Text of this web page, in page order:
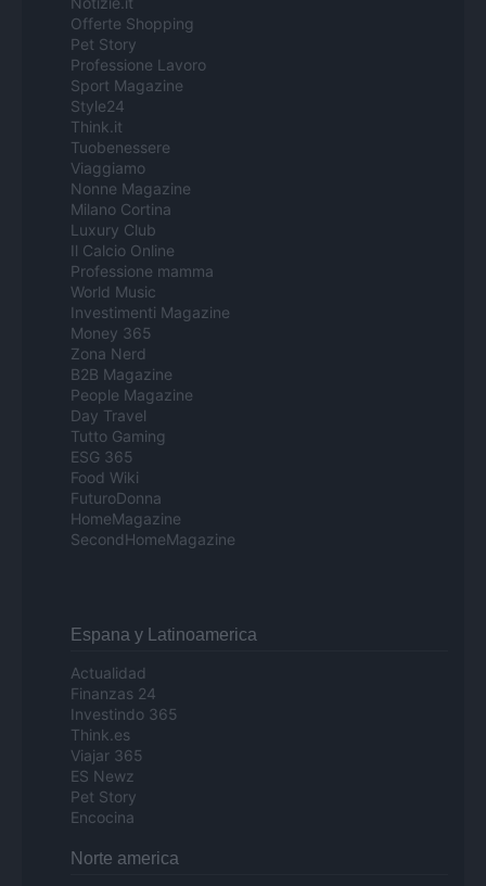
Offerte Shopping
Pet Story
Professione Lavoro
Sport Magazine
Style24
Think.it
Tuobenessere
Viaggiamo
Nonne Magazine
Milano Cortina
Luxury Club
Il Calcio Online
Professione mamma
World Music
Investimenti Magazine
Money 365
Zona Nerd
B2B Magazine
People Magazine
Day Travel
Tutto Gaming
ESG 365
Food Wiki
FuturoDonna
HomeMagazine
SecondHomeMagazine
Espana y Latinoamerica
Actualidad
Finanzas 24
Investindo 365
Think.es
Viajar 365
ES Newz
Pet Story
Encocina
Norte america